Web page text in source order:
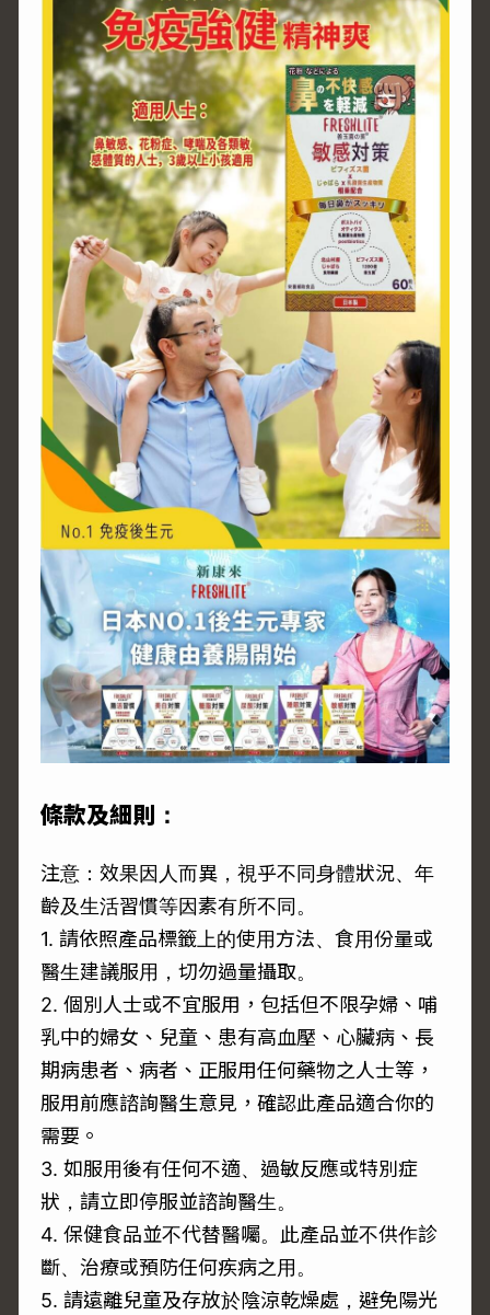
條款及細則：
注意：效果因人而異，視乎不同身體狀況、年
齡及生活習慣等因素有所不同。
1. 請依照產品標籤上的使用方法、食用份量或
醫生建議服用，切勿過量攝取。
2. 個別人士或不宜服用，包括但不限孕婦、哺
乳中的婦女、兒童、患有高血壓、心臟病、長
期病患者、病者、正服用任何藥物之人士等，
服用前應諮詢醫生意見，確認此產品適合你的
需要。
3. 如服用後有任何不適、過敏反應或特別症
狀，請立即停服並諮詢醫生。
4. 保健食品並不代替醫囑。此產品並不供作診
斷、治療或預防任何疾病之用。
5. 請遠離兒童及存放於陰涼乾燥處，避免陽光